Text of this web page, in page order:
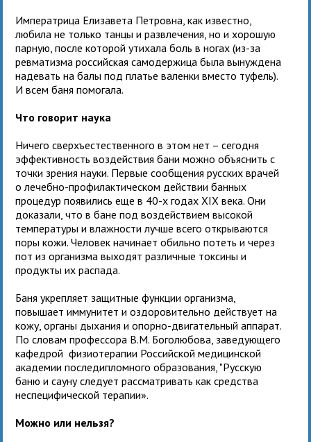
Императрица Елизавета Петровна, как известно,
любила не только танцы и развлечения, но и хорошую
парную, после которой утихала боль в ногах (из-за
ревматизма российская самодержица была вынуждена
надевать на балы под платье валенки вместо туфель).
И всем баня помогала.
Что говорит наука
Ничего сверхъестественного в этом нет – сегодня
эффективность воздействия бани можно объяснить с
точки зрения науки. Первые сообщения русских врачей
о лечебно-профилактическом действии банных
процедур появились еще в 40-х годах XIX века. Они
доказали, что в бане под воздействием высокой
температуры и влажности лучше всего открываются
поры кожи. Человек начинает обильно потеть и через
пот из организма выходят различные токсины и
продукты их распада.
Баня укрепляет защитные функции организма,
повышает иммунитет и оздоровительно действует на
кожу, органы дыхания и опорно-двигательный аппарат.
По словам профессора В.М. Боголюбова, заведующего
кафедрой физиотерапии Российской медицинской
академии последипломного образования, "Русскую
баню и сауну следует рассматривать как средства
неспецифической терапии».
Можно или нельзя?